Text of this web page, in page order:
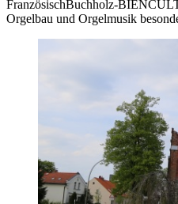
FranzösischBuchholz-
Orgelbau und Orgelmusik